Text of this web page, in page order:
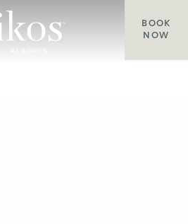
BOOK
NOW